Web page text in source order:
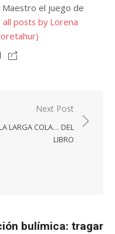
Maestro el juego de
all posts by Lorena
Next Post
LA LARGA COLA… DEL
LIBRO
bulímica: tragar